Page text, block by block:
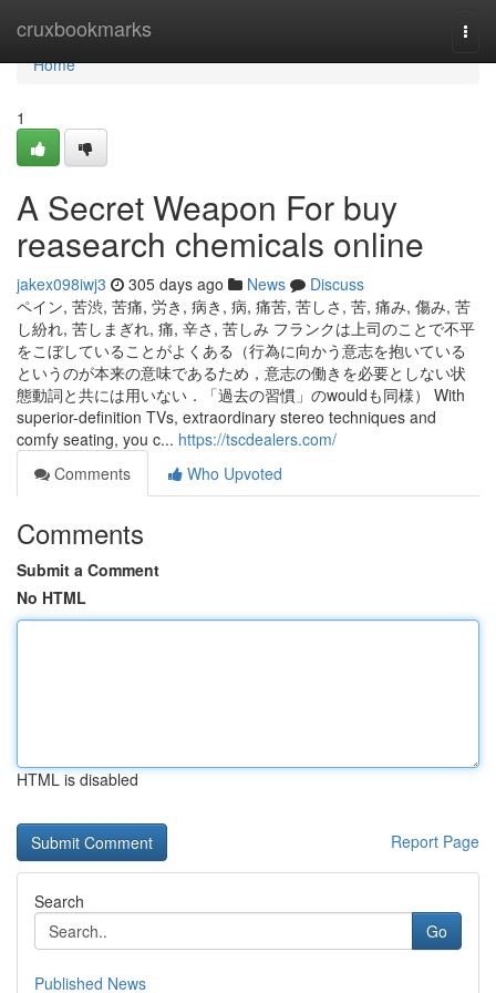
cruxbookmarks
Home
Home
1
A Secret Weapon For buy
reasearch chemicals online
jakex098iwj3 305 days ago News
Discuss
ペイン, 苦渋, 苦痛, 労き, 病き, 病, 痛苦, 苦しさ, 苦, 痛み, 傷み, 苦
し紛れ, 苦しまぎれ, 痛, 辛さ, 苦しみ フランクは上司のことで不平
をこぼしていることがよくある（行為に向かう意志を抱いている
というのが本来の意味であるため，意志の働きを必要としない状
態動詞と共には用いない．「過去の習慣」のwouldも同様） With
superior-definition TVs, extraordinary stereo techniques and
comfy seating, you c... https://tscdealers.com/
Comments
Who Upvoted
Comments
Submit a Comment
No HTML
HTML is disabled
Report Page
Search
Go
Published News